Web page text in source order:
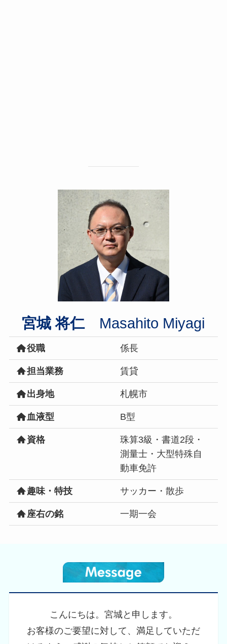
宮城 将仁Masahito Miyagi
役職 係長
担当業務 賃貸
出身地 札幌市
血液型 B型
資格
珠算3級・書道2段・
測量士・大型特殊自
動車免許
趣味・特技 サッカー・散歩
座右の銘 一期一会
こんにちは。宮城と申します。
お客様のご要望に対して、満足していただ